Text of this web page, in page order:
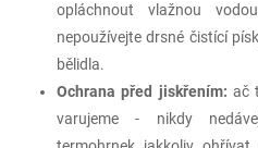
opláchnout vlažnou
nepoužívejte drsné čistící
bělidla.
Ochrana před jiskřením: ač
varujeme - nikdy